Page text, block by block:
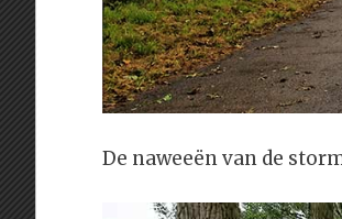
De naweeën van de